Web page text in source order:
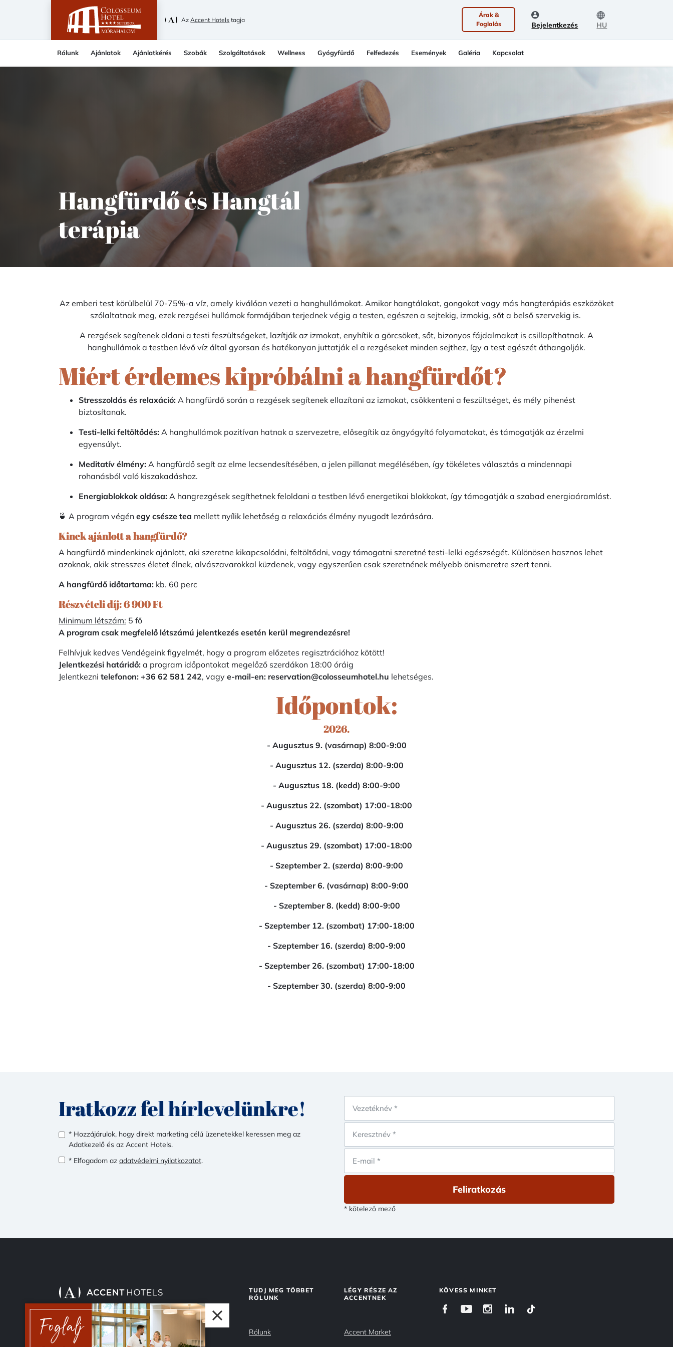
AzAccent Hotels tagja
Árak &
Foglalás
Bejelentkezés HU
Rólunk Ajánlatok Ajánlatkérés Szobák Szolgáltatások Wellness Gyógyfürdő Felfedezés Események Galéria Kapcsolat
Hangfürdő és Hangtál
terápia
Az emberi test körülbelül 70-75%-a víz, amely kiválóan vezeti a hanghullámokat. Amikor hangtálakat, gongokat vagy más hangterápiás eszközöket
szólaltatnak meg, ezek rezgései hullámok formájában terjednek végig a testen, egészen a sejtekig, izmokig, sőt a belső szervekig is.
A rezgések segítenek oldani a testi feszültségeket, lazítják az izmokat, enyhítik a görcsöket, sőt, bizonyos fájdalmakat is csillapíthatnak. A
hanghullámok a testben lévő víz által gyorsan és hatékonyan juttatják el a rezgéseket minden sejthez, így a test egészét áthangolják.
Miért érdemes kipróbálni a hangfürdőt?
Stresszoldás és relaxáció: A hangfürdő során a rezgések segítenek ellazítani az izmokat, csökkenteni a feszültséget, és mély pihenést
biztosítanak.
Testi-lelki feltöltődés: A hanghullámok pozitívan hatnak a szervezetre, elősegítik az öngyógyító folyamatokat, és támogatják az érzelmi
egyensúlyt.
Meditatív élmény: A hangfürdő segít az elme lecsendesítésében, a jelen pillanat megélésében, így tökéletes választás a mindennapi
rohanásból való kiszakadáshoz.
Energiablokkok oldása: A hangrezgések segíthetnek feloldani a testben lévő energetikai blokkokat, így támogatják a szabad energiaáramlást.
🍵 A program végén egy csésze tea mellett nyílik lehetőség a relaxációs élmény nyugodt lezárására.
Kinek ajánlott a hangfürdő?
A hangfürdő mindenkinek ajánlott, aki szeretne kikapcsolódni, feltöltődni, vagy támogatni szeretné testi-lelki egészségét. Különösen hasznos lehet
azoknak, akik stresszes életet élnek, alvászavarokkal küzdenek, vagy egyszerűen csak szeretnének mélyebb önismeretre szert tenni.
A hangfürdő időtartama: kb. 60 perc
Részvételi díj: 6 900 Ft
Minimum létszám: 5 fő
A program csak megfelelő létszámú jelentkezés esetén kerül megrendezésre!
Felhívjuk kedves Vendégeink figyelmét, hogy a program előzetes regisztrációhoz kötött!
Jelentkezési határidő: a program időpontokat megelőző szerdákon 18:00 óráig
Jelentkezni telefonon: +36 62 581 242, vagy e-mail-en: reservation@colosseumhotel.hu lehetséges.
Időpontok:
2026.
- Augusztus 9. (vasárnap) 8:00-9:00
- Augusztus 12. (szerda) 8:00-9:00
- Augusztus 18. (kedd) 8:00-9:00
- Augusztus 22. (szombat) 17:00-18:00
- Augusztus 26. (szerda) 8:00-9:00
- Augusztus 29. (szombat) 17:00-18:00
- Szeptember 2. (szerda) 8:00-9:00
- Szeptember 6. (vasárnap) 8:00-9:00
- Szeptember 8. (kedd) 8:00-9:00
- Szeptember 12. (szombat) 17:00-18:00
- Szeptember 16. (szerda) 8:00-9:00
- Szeptember 26. (szombat) 17:00-18:00
- Szeptember 30. (szerda) 8:00-9:00
Iratkozz fel hírlevelünkre!
* Hozzájárulok, hogy direkt marketing célú üzenetekkel keressen meg az
Adatkezelő és az Accent Hotels.
* Elfogadom az adatvédelmi nyilatkozatot.
Feliratkozás
* kötelező mező
TUDJ MEG TÖBBET
RÓLUNK
Rólunk
LÉGY RÉSZE AZ
ACCENTNEK
Accent Market
KÖVESS MINKET